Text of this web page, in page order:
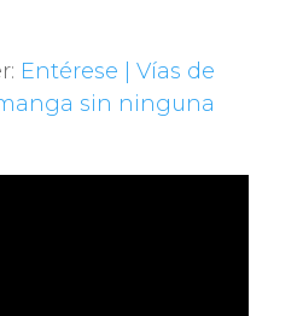
Entérese | Vías de
sin ninguna